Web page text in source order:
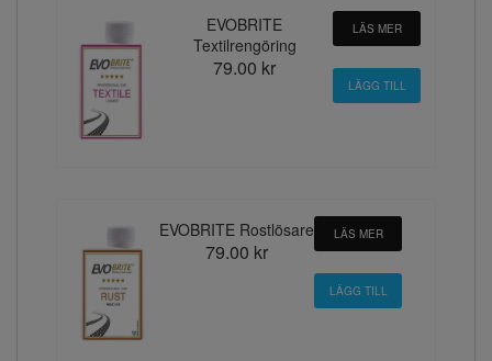
EVOBRITE
Textilrengöring
79.00 kr
LÄS MER
EVOBRITE Rostlösare
79.00 kr
LÄS MER